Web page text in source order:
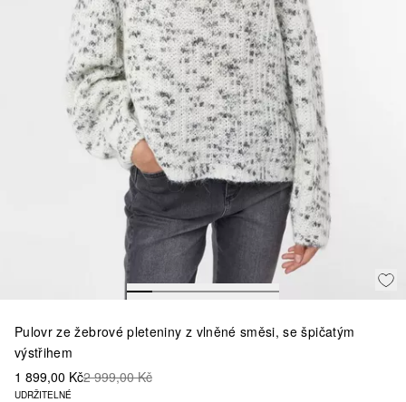
Pulovr ze žebrové pleteniny z vlněné směsi, se špičatým
výstřihem
1 899,00 Kč2 999,00 Kč
UDRŽITELNÉ